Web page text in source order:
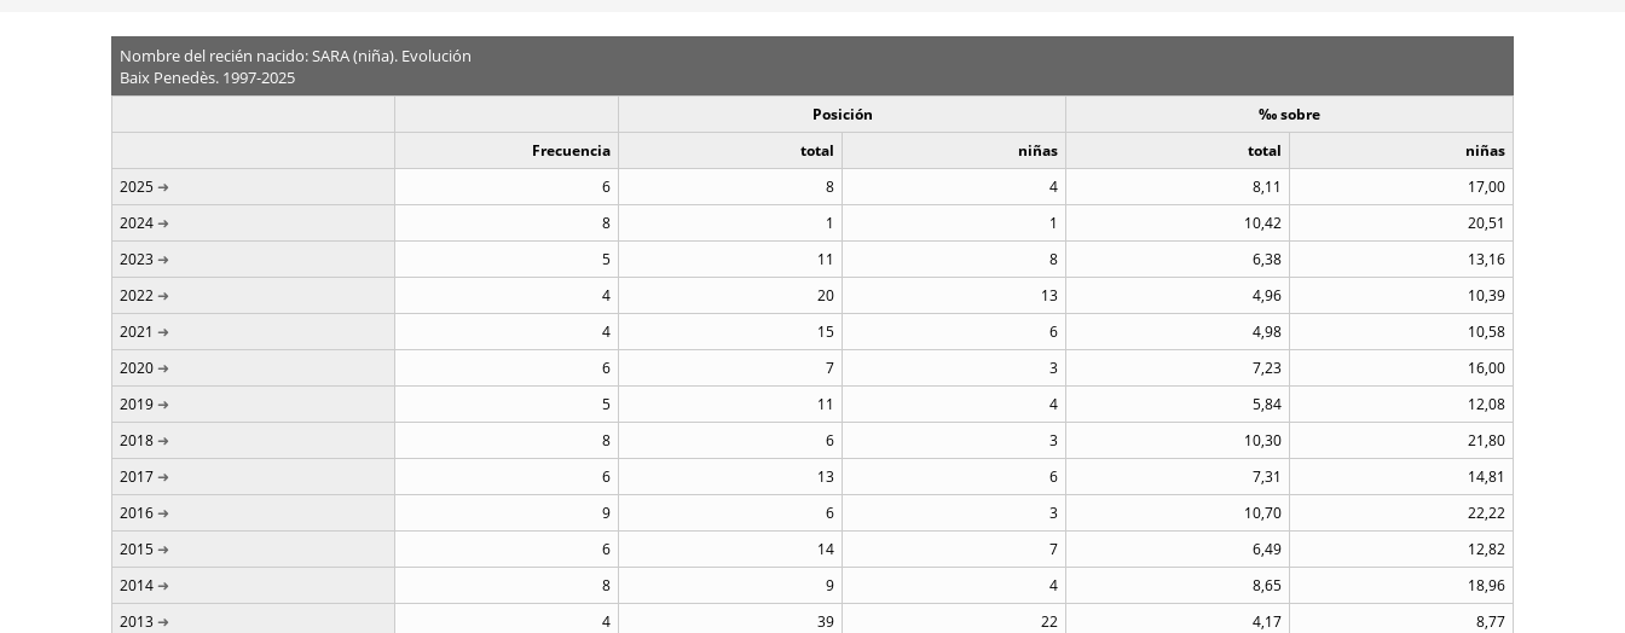
Nombre del recién nacido: SARA (niña). Evolución
Baix Penedès. 1997-2025
Posición
‰ sobre
Frecuencia
total niñas total
niñas
2025
6 8 4 8,11
17,00
2024
8 1 1 10,42
20,51
2023
5 11 8 6,38
13,16
2022
4 20 13 4,96
10,39
2021
4 15 6 4,98
10,58
2020
6 7 3 7,23
16,00
2019
5 11 4 5,84
12,08
2018
8 6 3 10,30
21,80
2017
6 13 6 7,31
14,81
2016
9 6 3 10,70
22,22
2015
6 14 7 6,49
12,82
2014
8 9 4 8,65
18,96
2013
4 39 22 4,17
8,77